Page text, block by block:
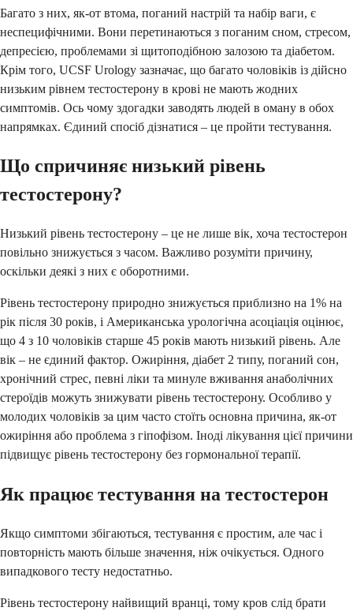
Багато з них, як-от втома, поганий настрій та набір ваги, є
неспецифічними. Вони перетинаються з поганим сном, стресом,
депресією, проблемами зі щитоподібною залозою та діабетом.
Крім того, UCSF Urology зазначає, що багато чоловіків із дійсно
низьким рівнем тестостерону в крові не мають жодних
симптомів. Ось чому здогадки заводять людей в оману в обох
напрямках. Єдиний спосіб дізнатися – це пройти тестування.
Що спричиняє низький рівень
тестостерону?
Низький рівень тестостерону – це не лише вік, хоча тестостерон
повільно знижується з часом. Важливо розуміти причину,
оскільки деякі з них є оборотними.
Рівень тестостерону природно знижується приблизно на 1% на
рік після 30 років, і Американська урологічна асоціація оцінює,
що 4 з 10 чоловіків старше 45 років мають низький рівень. Але
вік – не єдиний фактор. Ожиріння, діабет 2 типу, поганий сон,
хронічний стрес, певні ліки та минуле вживання анаболічних
стероїдів можуть знижувати рівень тестостерону. Особливо у
молодих чоловіків за цим часто стоїть основна причина, як-от
ожиріння або проблема з гіпофізом. Іноді лікування цієї причини
підвищує рівень тестостерону без гормональної терапії.
Як працює тестування на тестостерон
Якщо симптоми збігаються, тестування є простим, але час і
повторність мають більше значення, ніж очікується. Одного
випадкового тесту недостатньо.
Рівень тестостерону найвищий вранці, тому кров слід брати